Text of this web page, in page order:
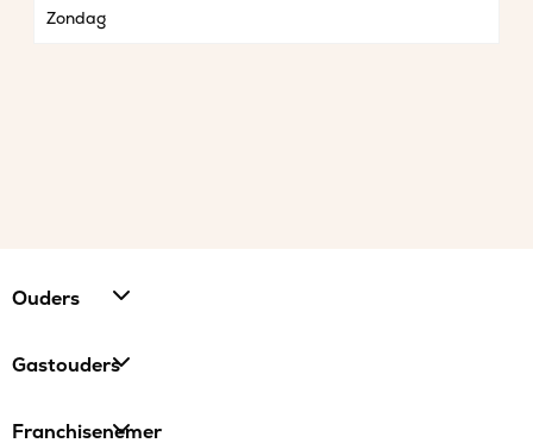
Zondag
Ouders
Gastouders
Franchisenemer